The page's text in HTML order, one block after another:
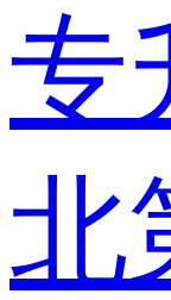
专
北